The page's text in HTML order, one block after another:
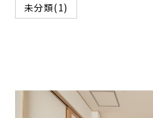
未分類(1)